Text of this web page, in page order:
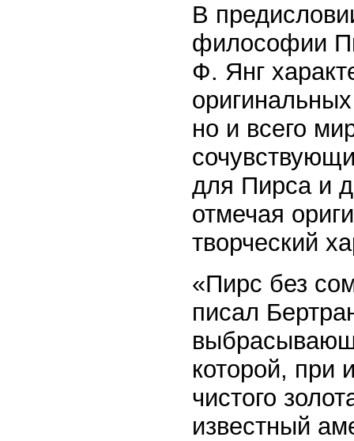
В
философии
Ф. Янг
но и всего
для Пирса и
отмечая
творческий
«Пирс без
писал
которой, при
чистого
известный